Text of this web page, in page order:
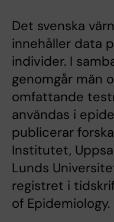
Det svenska
innehåller data
individer. I
genomgår män
omfattande
användas i
publicerar
Institutet,
Lunds
registret i
of Epidemiology.